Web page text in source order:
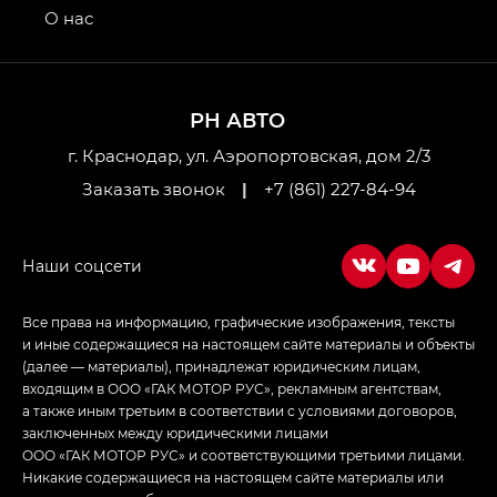
привод — GB AWD, Джи Эль Полный привод —
Джи Икс ПРЕМИУМ — GX PREMIUM, ЛАУНЖ —
LOUNGE
Empow — Эмпау (Empow) в комплектации
РН АВТО
г. Краснодар, ул. Аэропортовская, дом 2/3
Заказать звонок
| +7 (861) 227-84-94
О нас
Все права на информацию, графические изображения, тексты
и иные содержащиеся на настоящем сайте материалы и объекты
(далее — материалы), принадлежат юридическим лицам,
входящим в ООО «ГАК МОТОР РУС», рекламным агентствам,
а также иным третьим в соответствии с условиями договоров,
заключенных между юридическими лицами
ООО «ГАК МОТОР РУС» и соответствующими третьими лицами.
Никакие содержащиеся на настоящем сайте материалы или